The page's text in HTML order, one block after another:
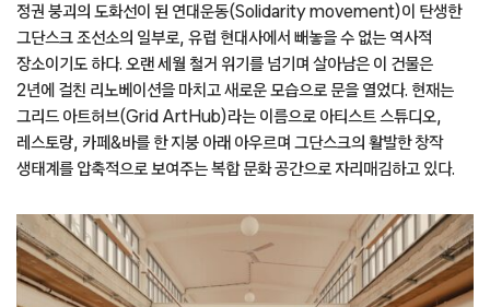
정권 붕괴의 도화선이 된 연대운동(Solidarity movement)이 탄생한
그단스크 조선소의 일부로, 유럽 현대사에서 빼놓을 수 없는 역사적
장소이기도 하다. 오랜 세월 철거 위기를 넘기며 살아남은 이 건물은
2년에 걸친 리노베이션을 마치고 새로운 모습으로 문을 열었다. 현재는
그리드 아트허브(Grid ArtHub)라는 이름으로 아티스트 스튜디오,
레스토랑, 카페&바를 한 지붕 아래 아우르며 그단스크의 활발한 창작
생태계를 압축적으로 보여주는 복합 문화 공간으로 자리매김하고 있다.